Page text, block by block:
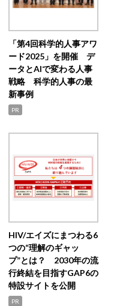
「第4回科学的人事アワ
ード2025」を開催 デ
ータとAIで変わる人事
戦略 科学的人事の最
新事例
PR
HIV/エイズにまつわる6
つの“理解のギャッ
プ”とは？ 2030年の流
行終結を目指すGAP6の
特設サイトを公開
PR